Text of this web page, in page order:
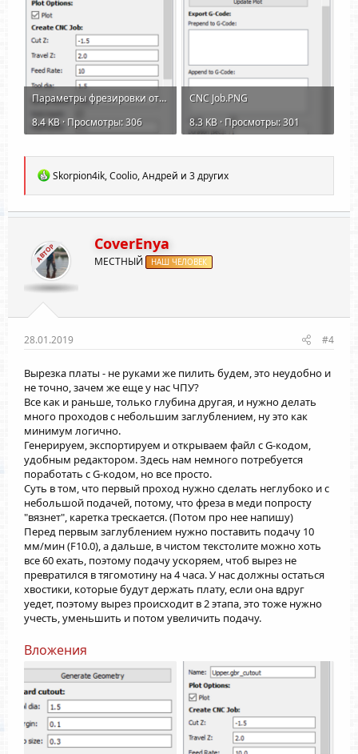
Параметры фрезировки отверстий.PNG
8.4 KB · Просмотры: 306
CNC Job.PNG
8.3 KB · Просмотры: 301
Р
а
к
и
и
:
Skorpion4ik,Coolio,Андрей и 3 других
АВТОР CoverEnya
МЕСТНЫЙ НАШ ЧЕЛОВЕК
28.01.2019 #4
Вырезка платы - не руками же пилить будем, это неудобно и
не точно, зачем же еще у нас ЧПУ?
Все как и раньше, только глубина другая, и нужно делать
много проходов с небольшим заглублением, ну это как
минимум логично.
Генерируем, экспортируем и открываем файл с G-кодом,
удобным редактором. Здесь нам немного потребуется
поработать с G-кодом, но все просто.
Суть в том, что первый проход нужно сделать неглубоко и с
небольшой подачей, потому, что фреза в меди попросту
"вязнет", каретка трескается. (Потом про нее напишу)
Перед первым заглублением нужно поставить подачу 10
мм/мин (F10.0), а дальше, в чистом текстолите можно хоть
все 60 ехать, поэтому подачу ускоряем, чтоб вырез не
превратился в тягомотину на 4 часа. У нас должны остаться
хвостики, которые будут держать плату, если она вдруг
уедет, поэтому вырез происходит в 2 этапа, это тоже нужно
учесть, уменьшить и потом увеличить подачу.
Вложения